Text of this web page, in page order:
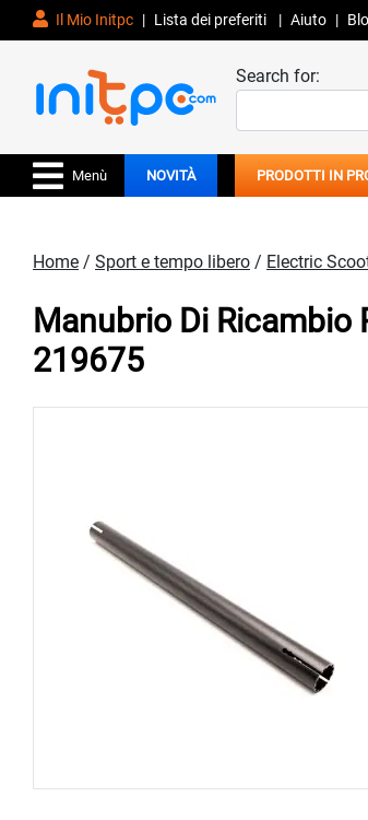
Il Mio Initpc | Lista dei preferiti | Aiuto |
Search for:
Menù NOVITÀ PRODOTTI IN
Home / Sport e tempo libero / Electric
Manubrio Di
219675